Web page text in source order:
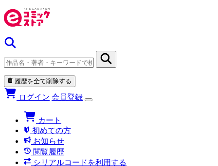
履歴を全て削除する
ログイン 会員登録
カート
初めての方
お知らせ
閲覧履歴
シリアルコードを利用する